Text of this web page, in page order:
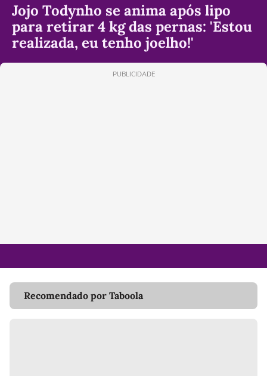
Jojo Todynho se anima após lipo
para retirar 4 kg das pernas: 'Estou
realizada, eu tenho joelho!'
PUBLICIDADE
Recomendado por Taboola